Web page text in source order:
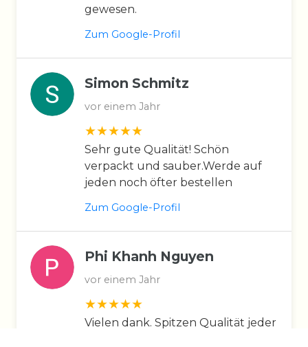
gewesen.
Zum Google-Profil
Simon Schmitz
vor einem Jahr
Sehr gute Qualität! Schön
verpackt und sauber.Werde auf
jeden noch öfter bestellen
Zum Google-Profil
Phi Khanh Nguyen
vor einem Jahr
Vielen dank. Spitzen Qualität jeder